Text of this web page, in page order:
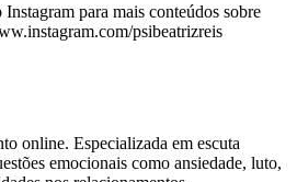
para mais conteúdos sobre
psibeatrizreis
online. Especializada em escuta
emocionais como ansiedade, luto,